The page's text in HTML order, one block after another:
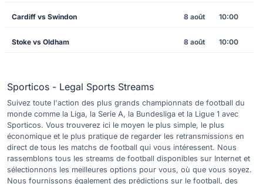
Cardiff vs Swindon 8 août 10:00
Stoke vs Oldham 8 août 10:00
Sporticos - Legal Sports Streams
Suivez toute l'action des plus grands championnats de football du
monde comme la Liga, la Serie A, la Bundesliga et la Ligue 1 avec
Sporticos. Vous trouverez ici le moyen le plus simple, le plus
économique et le plus pratique de regarder les retransmissions en
direct de tous les matchs de football qui vous intéressent. Nous
rassemblons tous les streams de football disponibles sur Internet et
sélectionnons les meilleures options pour vous, où que vous soyez.
Nous fournissons également des prédictions sur le football, des